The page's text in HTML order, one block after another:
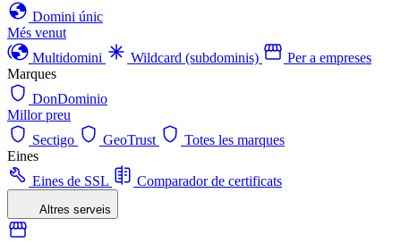
Domini únic
Més venut
Multidomini
Wildcard (subdominis)
Per a empreses
Marques
DonDominio
Millor preu
Sectigo
GeoTrust
Totes les marques
Eines
Eines de SSL
Comparador de certificats
Altres serveis